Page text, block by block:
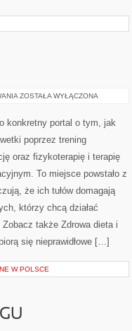
ĆWICZENIA
ZOSTAŁA WYŁĄCZONA
konkretny portal o tym, jak
poprzez trening
oraz fizykoterapię i terapię
To miejsce powstało z
że ich tułów domagają
którzy chcą działać
także Zdrowa dieta i
się nieprawidłowe […]
W POLSCE